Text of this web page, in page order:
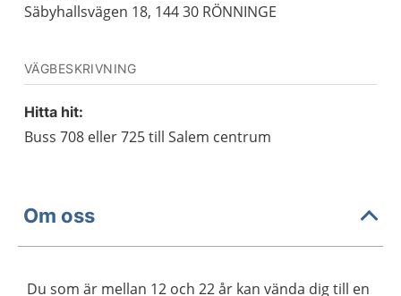
Säbyhallsvägen 18, 144 30 RÖNNINGE
VÄGBESKRIVNING
Hitta hit:
Buss 708 eller 725 till Salem centrum
Om oss
Du som är mellan 12 och 22 år kan vända dig till en